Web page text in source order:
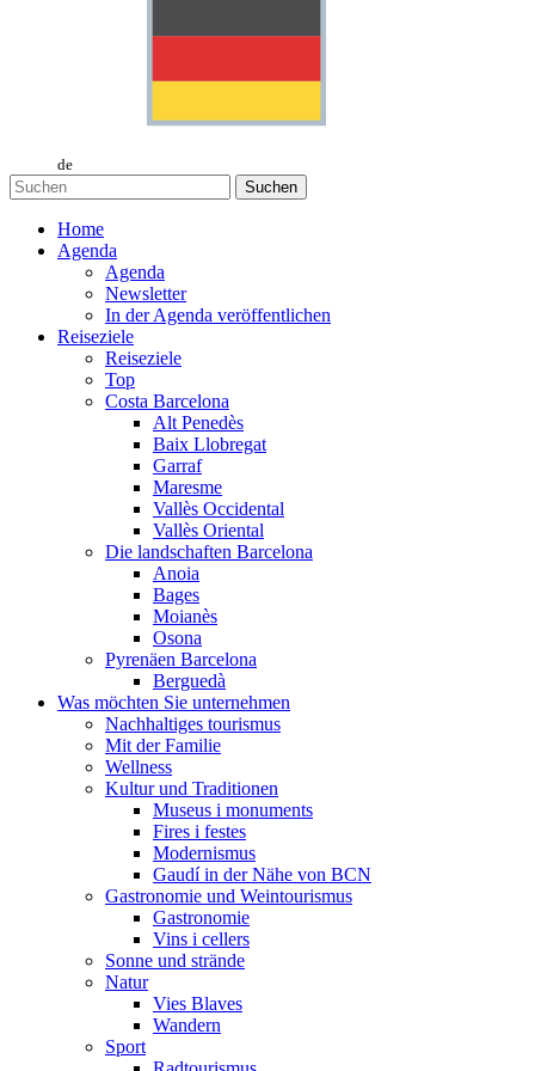
de
Suchen
Home
Agenda
Agenda
Newsletter
In der Agenda veröffentlichen
Reiseziele
Reiseziele
Top
Costa Barcelona
Alt Penedès
Baix Llobregat
Garraf
Maresme
Vallès Occidental
Vallès Oriental
Die landschaften Barcelona
Anoia
Bages
Moianès
Osona
Pyrenäen Barcelona
Berguedà
Was möchten Sie unternehmen
Nachhaltiges tourismus
Mit der Familie
Wellness
Kultur und Traditionen
Museus i monuments
Fires i festes
Modernismus
Gaudí in der Nähe von BCN
Gastronomie und Weintourismus
Gastronomie
Vins i cellers
Sonne und strände
Natur
Vies Blaves
Wandern
Sport